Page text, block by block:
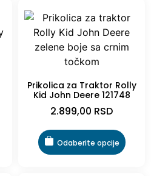
Prikolica za Traktor Rolly
Kid John Deere 121748
2.899,00 RSD
Odaberite opcije